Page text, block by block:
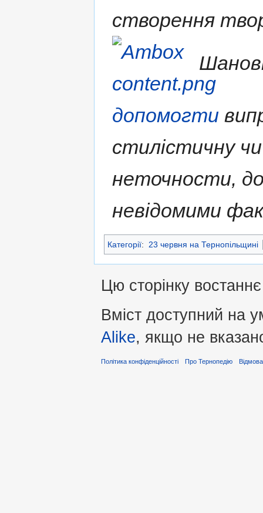
створення
допомогти
стилістичну
неточности,
невідомими
Категорії: 23 червня на Тернопільщині
Цю сторінку
Вміст доступний на
Alike, якщо не
Політика конфіденційності Про Тернопедію Відмова